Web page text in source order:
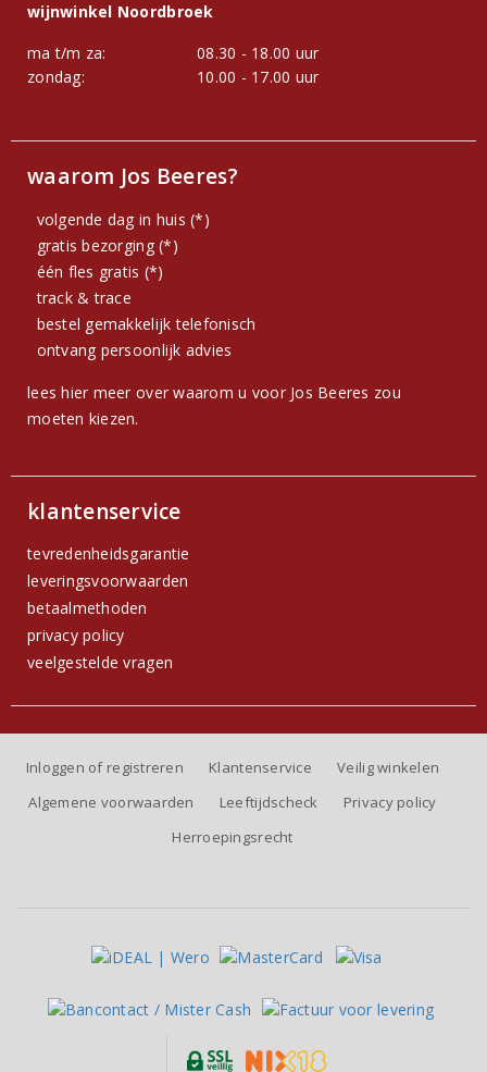
wijnwinkel Noordbroek
ma t/m za:
08.30 - 18.00 uur
zondag:
10.00 - 17.00 uur
waarom Jos Beeres?
volgende dag in huis (*)
gratis bezorging (*)
één fles gratis (*)
track & trace
bestel gemakkelijk telefonisch
ontvang persoonlijk advies
lees hier meer over waarom u voor Jos Beeres zou
moeten kiezen.
klantenservice
tevredenheidsgarantie
leveringsvoorwaarden
betaalmethoden
privacy policy
veelgestelde vragen
Inloggen of registreren Klantenservice
Veilig winkelen
Algemene voorwaarden
Leeftijdscheck
Privacy policy
Herroepingsrecht